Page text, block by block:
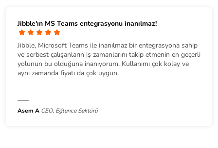
Jibble'ın MS Teams entegrasyonu inanılmaz!
Jibble, Microsoft Teams ile inanılmaz bir entegrasyona sahip
ve serbest çalışanların iş zamanlarını takip etmenin en geçerli
yolunun bu olduğuna inanıyorum. Kullanımı çok kolay ve
aynı zamanda fiyatı da çok uygun.
Asem A CEO, Eğlence Sektörü